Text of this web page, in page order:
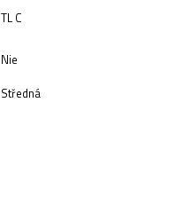
TL C
Nie
Středná